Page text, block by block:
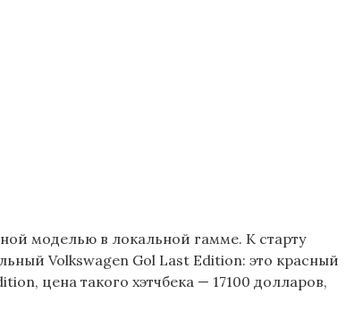
моделью в локальной гамме. К старту
Volkswagen Gol Last Edition: это красный
цена такого хэтчбека — 17100 долларов,